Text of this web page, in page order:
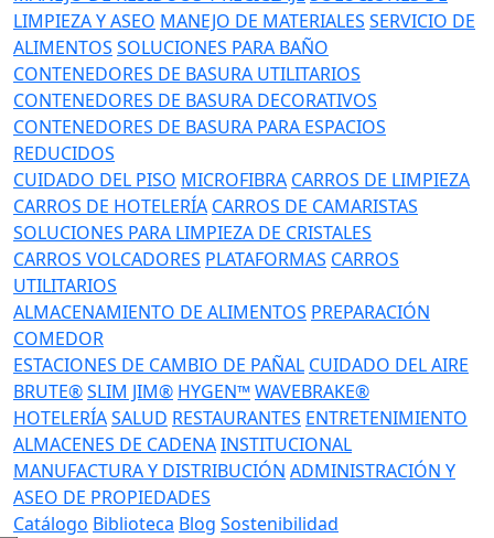
LIMPIEZA Y ASEO MANEJO DE MATERIALES SERVICIO DE
ALIMENTOS SOLUCIONES PARA BAÑO
CONTENEDORES DE BASURA UTILITARIOS
CONTENEDORES DE BASURA DECORATIVOS
CONTENEDORES DE BASURA PARA ESPACIOS
REDUCIDOS
CUIDADO DEL PISO MICROFIBRA CARROS DE LIMPIEZA
CARROS DE HOTELERÍA CARROS DE CAMARISTAS
SOLUCIONES PARA LIMPIEZA DE CRISTALES
CARROS VOLCADORES PLATAFORMAS CARROS
UTILITARIOS
ALMACENAMIENTO DE ALIMENTOS PREPARACIÓN
COMEDOR
ESTACIONES DE CAMBIO DE PAÑAL CUIDADO DEL AIRE
BRUTE®SLIM JIM® HYGEN™WAVEBRAKE®
HOTELERÍASALUD RESTAURANTES ENTRETENIMIENTO
ALMACENES DE CADENAINSTITUCIONAL
MANUFACTURA Y DISTRIBUCIÓN ADMINISTRACIÓN Y
ASEO DE PROPIEDADES
Catálogo Biblioteca Blog Sostenibilidad